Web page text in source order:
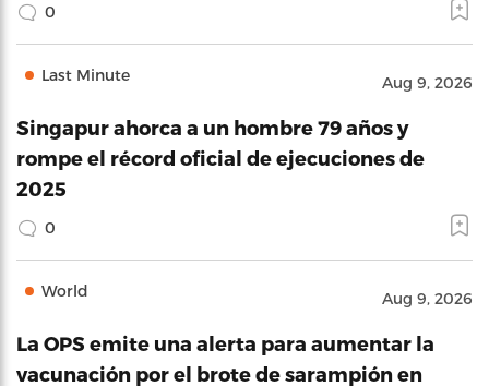
0
Last Minute Aug 9, 2026
Singapur ahorca a un hombre 79 años y
rompe el récord oficial de ejecuciones de
2025
0
World Aug 9, 2026
La OPS emite una alerta para aumentar la
vacunación por el brote de sarampión en